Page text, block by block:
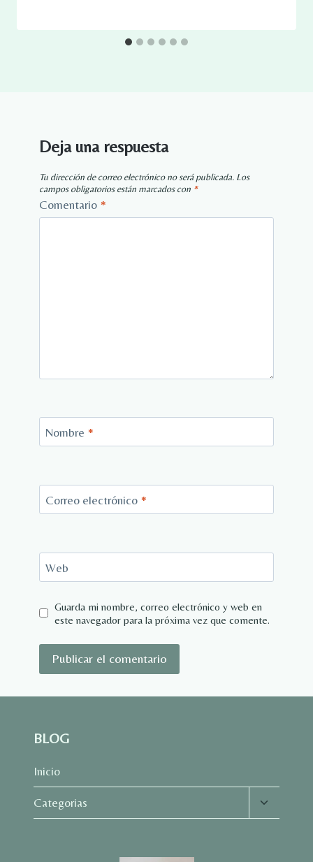
Deja una respuesta
Tu dirección de correo electrónico no será publicada. Los
campos obligatorios están marcados con *
Comentario *
Nombre *
Correo electrónico *
Web
Guarda mi nombre, correo electrónico y web en
este navegador para la próxima vez que comente.
BLOG
Inicio
Categorias
Alternar
menú